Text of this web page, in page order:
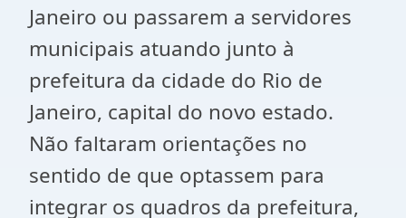
Janeiro ou passarem a servidores
municipais atuando junto à
prefeitura da cidade do Rio de
Janeiro, capital do novo estado.
Não faltaram orientações no
sentido de que optassem para
integrar os quadros da prefeitura,